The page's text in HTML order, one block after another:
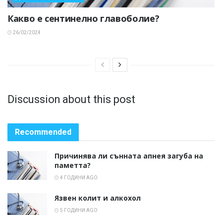
Какво е сентинелно главоболие?
26/02/2024
Discussion about this post
Recommended
Причинява ли сънната апнея загуба на
паметта?
4 ГОДИНИ AGO
Язвен колит и алкохол
5 ГОДИНИ AGO